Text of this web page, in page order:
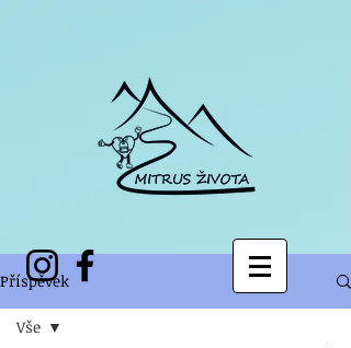
Příspěvek
Vše